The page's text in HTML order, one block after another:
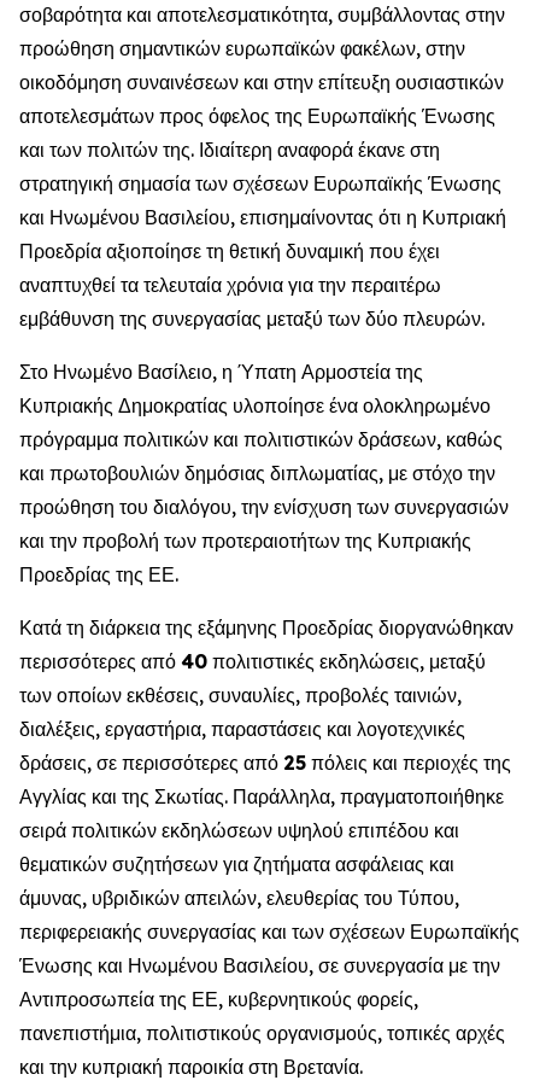
σοβαρότητα και αποτελεσματικότητα, συμβάλλοντας στην
προώθηση σημαντικών ευρωπαϊκών φακέλων, στην
οικοδόμηση συναινέσεων και στην επίτευξη ουσιαστικών
αποτελεσμάτων προς όφελος της Ευρωπαϊκής Ένωσης
και των πολιτών της. Ιδιαίτερη αναφορά έκανε στη
στρατηγική σημασία των σχέσεων Ευρωπαϊκής Ένωσης
και Ηνωμένου Βασιλείου, επισημαίνοντας ότι η Κυπριακή
Προεδρία αξιοποίησε τη θετική δυναμική που έχει
αναπτυχθεί τα τελευταία χρόνια για την περαιτέρω
εμβάθυνση της συνεργασίας μεταξύ των δύο πλευρών.
Στο Ηνωμένο Βασίλειο, η Ύπατη Αρμοστεία της
Κυπριακής Δημοκρατίας υλοποίησε ένα ολοκληρωμένο
πρόγραμμα πολιτικών και πολιτιστικών δράσεων, καθώς
και πρωτοβουλιών δημόσιας διπλωματίας, με στόχο την
προώθηση του διαλόγου, την ενίσχυση των συνεργασιών
και την προβολή των προτεραιοτήτων της Κυπριακής
Προεδρίας της ΕΕ.
Κατά τη διάρκεια της εξάμηνης Προεδρίας διοργανώθηκαν
περισσότερες από 40 πολιτιστικές εκδηλώσεις, μεταξύ
των οποίων εκθέσεις, συναυλίες, προβολές ταινιών,
διαλέξεις, εργαστήρια, παραστάσεις και λογοτεχνικές
δράσεις, σε περισσότερες από 25 πόλεις και περιοχές της
Αγγλίας και της Σκωτίας. Παράλληλα, πραγματοποιήθηκε
σειρά πολιτικών εκδηλώσεων υψηλού επιπέδου και
θεματικών συζητήσεων για ζητήματα ασφάλειας και
άμυνας, υβριδικών απειλών, ελευθερίας του Τύπου,
περιφερειακής συνεργασίας και των σχέσεων Ευρωπαϊκής
Ένωσης και Ηνωμένου Βασιλείου, σε συνεργασία με την
Αντιπροσωπεία της ΕΕ, κυβερνητικούς φορείς,
πανεπιστήμια, πολιτιστικούς οργανισμούς, τοπικές αρχές
και την κυπριακή παροικία στη Βρετανία.